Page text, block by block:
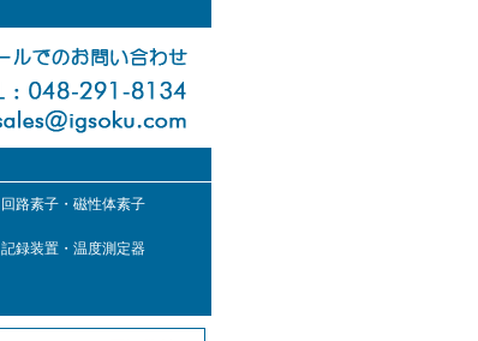
回路素子・磁性体素子
記録装置・温度測定器